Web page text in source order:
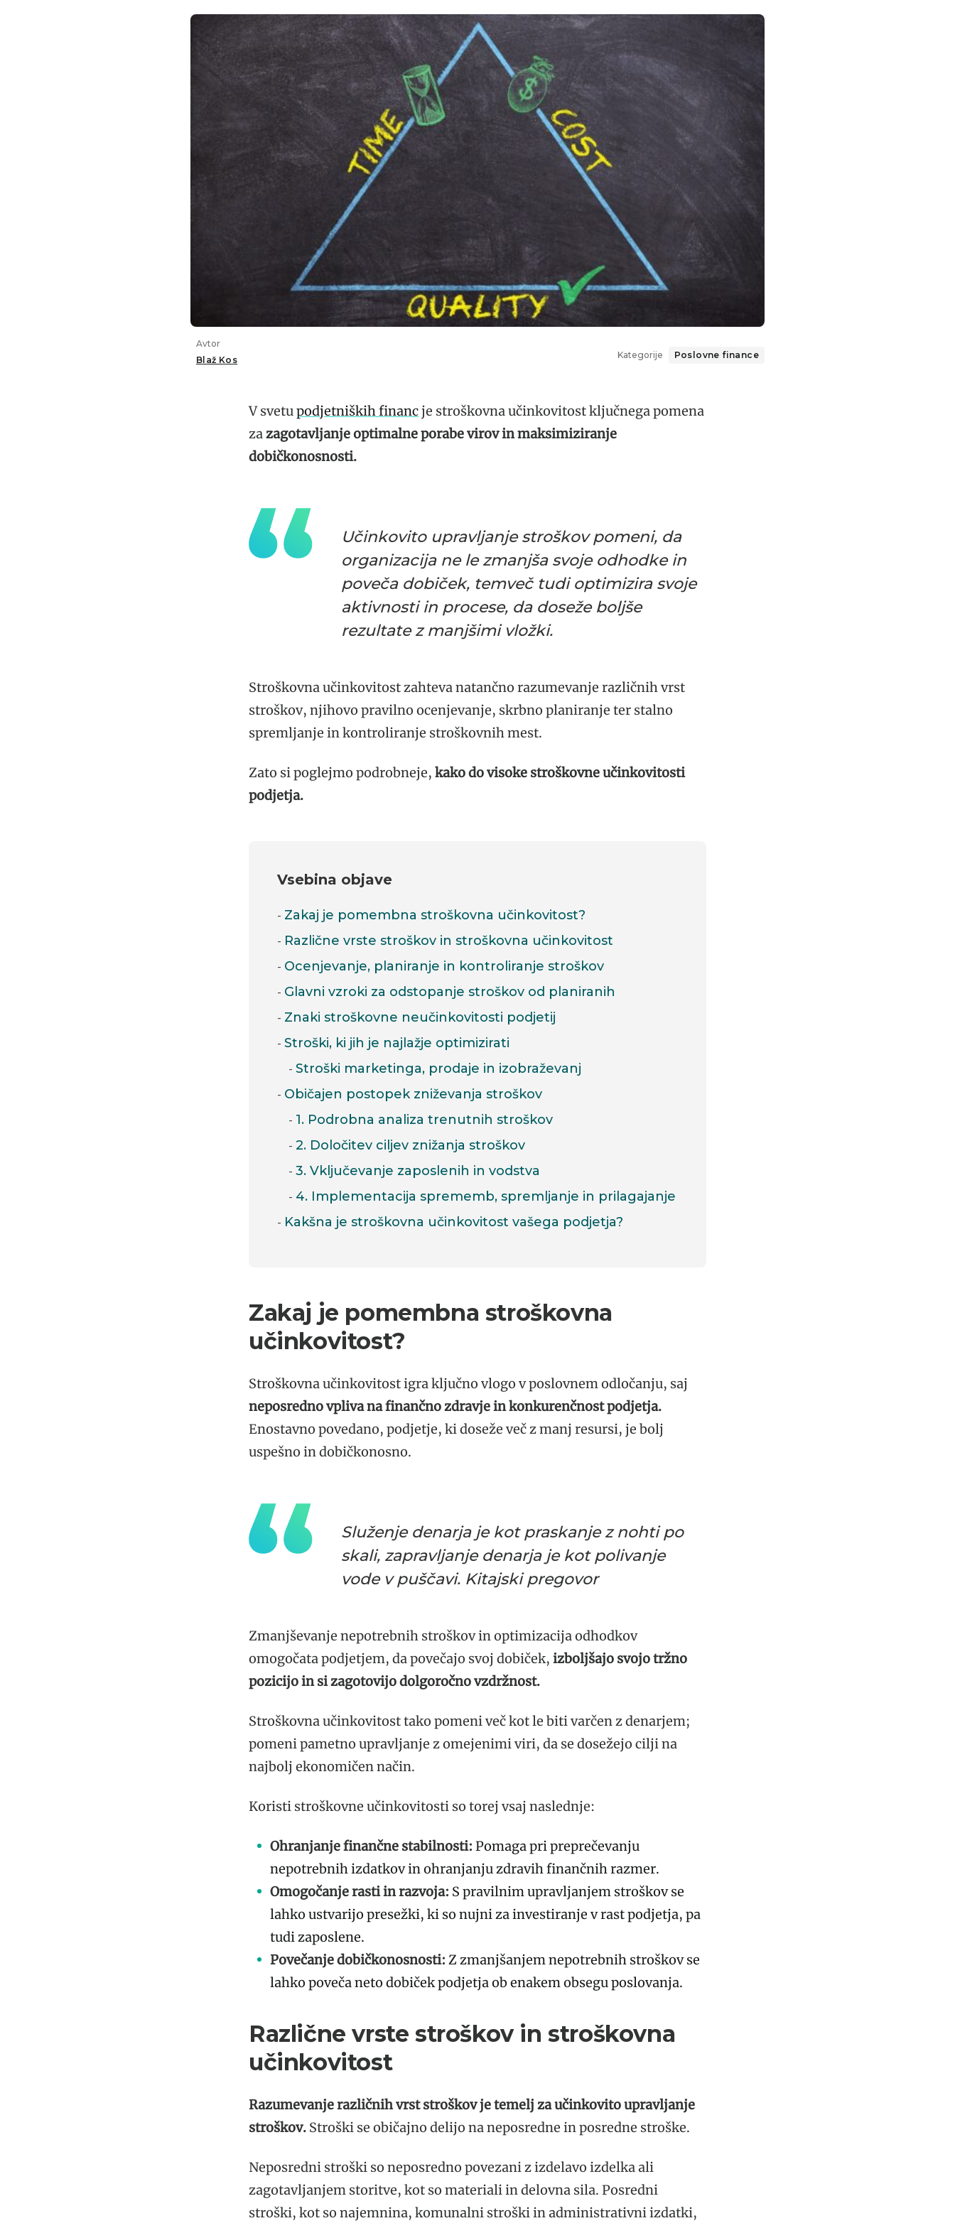
Avtor
Blaž Kos
Kategorije Poslovne finance
V svetupodjetniških financje stroškovna učinkovitost ključnega pomena
zazagotavljanje optimalne porabe virov in maksimiziranje
dobičkonosnosti.
Učinkovito upravljanje stroškov pomeni, da
organizacija ne le zmanjša svoje odhodke in
poveča dobiček, temveč tudi optimizira svoje
aktivnosti in procese, da doseže boljše
rezultate z manjšimi vložki.
Stroškovna učinkovitost zahteva natančno razumevanje različnih vrst
stroškov, njihovo pravilno ocenjevanje, skrbno planiranje ter stalno
spremljanje in kontroliranje stroškovnih mest.
Zato si poglejmo podrobneje, kako do visoke stroškovne učinkovitosti
podjetja.
Vsebina objave
Zakaj je pomembna stroškovna učinkovitost?
Različne vrste stroškov in stroškovna učinkovitost
Ocenjevanje, planiranje in kontroliranje stroškov
Glavni vzroki za odstopanje stroškov od planiranih
Znaki stroškovne neučinkovitosti podjetij
Stroški, ki jih je najlažje optimizirati
Stroški marketinga, prodaje in izobraževanj
Običajen postopek zniževanja stroškov
1. Podrobna analiza trenutnih stroškov
2. Določitev ciljev znižanja stroškov
3. Vključevanje zaposlenih in vodstva
4. Implementacija sprememb, spremljanje in prilagajanje
Kakšna je stroškovna učinkovitost vašega podjetja?
Zakaj je pomembna stroškovna
učinkovitost?
Stroškovna učinkovitost igra ključno vlogo v poslovnem odločanju, saj
neposredno vpliva na finančno zdravje in konkurenčnost podjetja.
Enostavno povedano, podjetje, ki doseže več z manj resursi, je bolj
uspešno in dobičkonosno.
Služenje denarja je kot praskanje z nohti po
skali, zapravljanje denarja je kot polivanje
vode v puščavi. Kitajski pregovor
Zmanjševanje nepotrebnih stroškov in optimizacija odhodkov
omogočata podjetjem, da povečajo svoj dobiček, izboljšajo svojo tržno
pozicijo in si zagotovijo dolgoročno vzdržnost.
Stroškovna učinkovitost tako pomeni več kot le biti varčen z denarjem;
pomeni pametno upravljanje z omejenimi viri, da se dosežejo cilji na
najbolj ekonomičen način.
Koristi stroškovne učinkovitosti so torej vsaj naslednje:
Ohranjanje finančne stabilnosti: Pomaga pri preprečevanju
nepotrebnih izdatkov in ohranjanju zdravih finančnih razmer.
Omogočanje rasti in razvoja: S pravilnim upravljanjem stroškov se
lahko ustvarijo presežki, ki so nujni za investiranje v rast podjetja, pa
tudi zaposlene.
Povečanje dobičkonosnosti: Z zmanjšanjem nepotrebnih stroškov se
lahko poveča neto dobiček podjetja ob enakem obsegu poslovanja.
Različne vrste stroškov in stroškovna
učinkovitost
Razumevanje različnih vrst stroškov je temelj za učinkovito upravljanje
stroškov. Stroški se običajno delijo na neposredne in posredne stroške.
Neposredni stroški so neposredno povezani z izdelavo izdelka ali
zagotavljanjem storitve, kot so materiali in delovna sila. Posredni
stroški, kot so najemnina, komunalni stroški in administrativni izdatki,